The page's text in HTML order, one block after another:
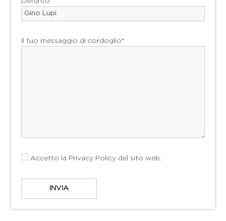
Il tuo messaggio di cordoglio*
Accetto la Privacy Policy del sito web.